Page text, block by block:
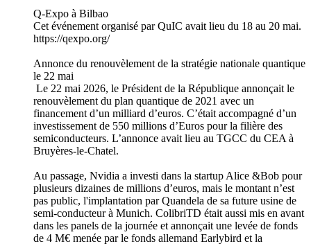
Q-Expo à Bilbao
Cet événement organisé par QuIC avait lieu du 18 au 20 mai.
https://qexpo.org/
Annonce du renouvèlement de la stratégie nationale quantique
le 22 mai
Le 22 mai 2026, le Président de la République annonçait le
renouvèlement du plan quantique de 2021 avec un
financement d’un milliard d’euros. C’était accompagné d’un
investissement de 550 millions d’Euros pour la filière des
semiconducteurs. L’annonce avait lieu au TGCC du CEA à
Bruyères-le-Chatel.
Au passage, Nvidia a investi dans la startup Alice &Bob pour
plusieurs dizaines de millions d’euros, mais le montant n’est
pas public, l'implantation par Quandela de sa future usine de
semi-conducteur à Munich. ColibriTD était aussi mis en avant
dans les panels de la journée et annonçait une levée de fonds
de 4 M€ menée par le fonds allemand Earlybird et la